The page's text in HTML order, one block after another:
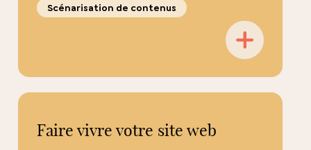
Scénarisation de contenus
Faire vivre votre site web